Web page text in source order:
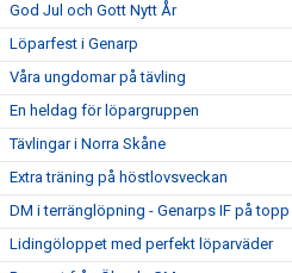
God Jul och Gott Nytt År
Löparfest i Genarp
Våra ungdomar på tävling
En heldag för löpargruppen
Tävlingar i Norra Skåne
Extra träning på höstlovsveckan
DM i terränglöpning - Genarps IF på topp
Lidingöloppet med perfekt löparväder